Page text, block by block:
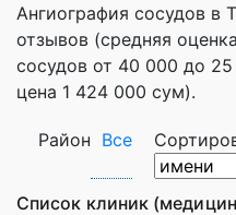
Ангиография сосудов в
отзывов (средняя
сосудов от 40 000 до
цена 1 424 000 сум).
Район Все
Список клиник